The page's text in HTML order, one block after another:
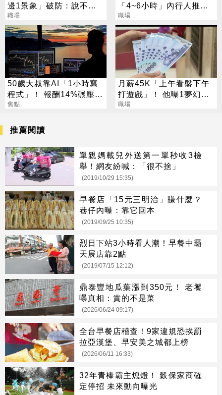
邊1景象」破防：說不清
的挫敗感
職場
「4~6小時」內行人推這
行：月收10萬
職場
50歲大叔靠AI「1小時寫
程式」！ 報酬14%碾壓標
普 直接辭職去炒股
焦點
月薪45K「上午看盤下午
打遊戲」！ 他曝1夢幻職
業 網嘆：比保全爽
職場
推薦閱讀
單親媽載兒外送第一單秒收3檢
舉！網友紛喊：「很不捨」
(2019/10/29 15:35)
早餐店「15元三明治」賺什麼？
巷仔內曝：靠它回本
(2019/09/25 10:35)
烈日下站3小時看人潮！早餐中霸
天展店靠2點
(2019/07/15 12:12)
鼎泰豐地瓜葉漲到350元！ 老饕
曝真相：貴的不是菜
(2026/06/24 09:17)
全台早餐店稽查！9家違規恐挨罰
拉亞漢堡、早安美之城都上榜
(2026/06/11 16:33)
32年青棒霸主熄燈！ 穀保家商確
定停招 未來動向曝光